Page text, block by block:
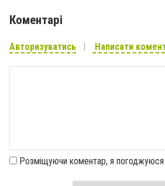
Коментарі
Авторизуватись Написати
Розміщуючи коментар, я погоджуюся